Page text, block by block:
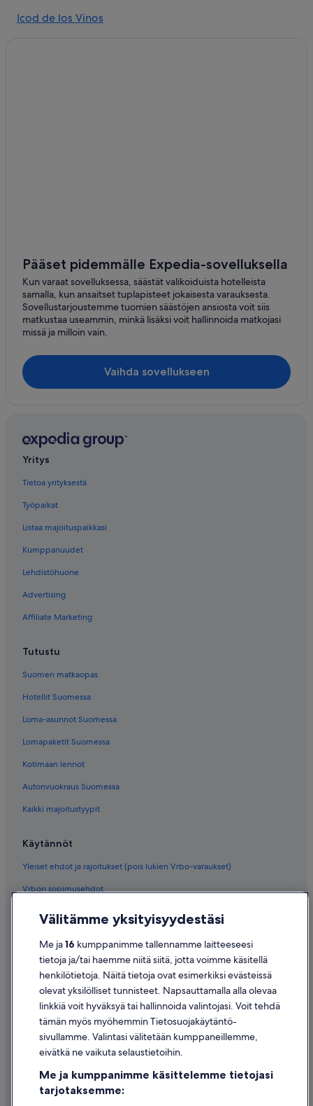
Icod de los Vinos
Pääset pidemmälle Expedia-sovelluksella
Kun varaat sovelluksessa, säästät valikoiduista hotelleista
samalla, kun ansaitset tuplapisteet jokaisesta varauksesta.
Sovellustarjoustemme tuomien säästöjen ansiosta voit siis
matkustaa useammin, minkä lisäksi voit hallinnoida matkojasi
missä ja milloin vain.
Vaihda sovellukseen
Yritys
Tietoa yrityksestä
Työpaikat
Listaa majoituspaikkasi
Kumppanuudet
Lehdistöhuone
Advertising
Affiliate Marketing
Tutustu
Suomen matkaopas
Hotellit Suomessa
Loma-asunnot Suomessa
Lomapaketit Suomessa
Kotimaan lennot
Autonvuokraus Suomessa
Kaikki majoitustyypit
Käytännöt
Yleiset ehdot ja rajoitukset (pois lukien Vrbo-varaukset)
Vrbon sopimusehdot
Evästeet
Käyttöehdot
Oikeudelliset tiedot / ota meihin yhteyttä
Sisältövaatimukset ja ilmoituksen tekeminen sisällöstä
Tuki
Ota yhteyttä
Välitämme yksityisyydestäsi
Me ja16 kumppanimme tallennamme laitteeseesi
tietoja ja/tai haemme niitä siitä, jotta voimme käsitellä
henkilötietoja. Näitä tietoja ovat esimerkiksi evästeissä
olevat yksilölliset tunnisteet. Napsauttamalla alla olevaa
linkkiä voit hyväksyä tai hallinnoida valintojasi. Voit tehdä
tämän myös myöhemmin Tietosuojakäytäntö-
sivullamme. Valintasi välitetään kumppaneillemme,
eivätkä ne vaikuta selaustietoihin.
Me ja kumppanimme käsittelemme tietojasi
tarjotaksemme: